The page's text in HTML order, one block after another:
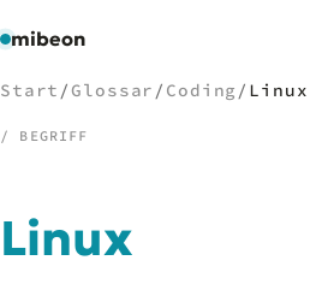
mibeon
Start
Start /Glossar / Coding / Linux
/ BEGRIFF
Linux